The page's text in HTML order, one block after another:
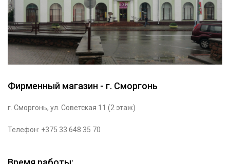
Фирменный магазин - г. Сморгонь
г. Сморгонь, ул. Советская 11 (2 этаж)
Телефон: +375 33 648 35 70